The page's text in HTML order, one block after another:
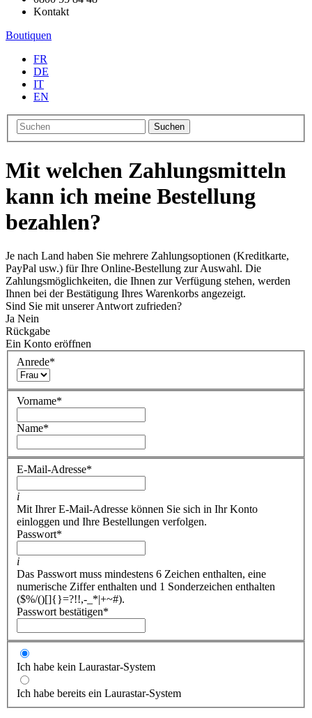
Kontakt
Boutiquen
FR
DE
IT
EN
Suchen
Mit welchen Zahlungsmitteln
kann ich meine Bestellung
bezahlen?
Je nach Land haben Sie mehrere Zahlungsoptionen (Kreditkarte,
PayPal usw.) für Ihre Online-Bestellung zur Auswahl. Die
Zahlungsmöglichkeiten, die Ihnen zur Verfügung stehen, werden
Ihnen bei der Bestätigung Ihres Warenkorbs angezeigt.
Sind Sie mit unserer Antwort zufrieden?
Ja Nein
Rückgabe
Ein Konto eröffnen
Anrede*
Vorname*
Name*
E-Mail-Adresse*
i
Mit Ihrer E-Mail-Adresse können Sie sich in Ihr Konto
einloggen und Ihre Bestellungen verfolgen.
Passwort*
i
Das Passwort muss mindestens 6 Zeichen enthalten, eine
numerische Ziffer enthalten und 1 Sonderzeichen enthalten
($%/()[]{}=?!!,-_*|+~#).
Passwort bestätigen*
Ich habe kein Laurastar-System
Ich habe bereits ein Laurastar-System